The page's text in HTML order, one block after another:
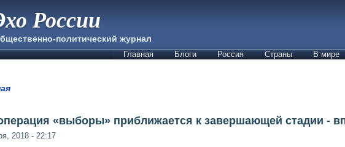
России
политический журнал
Главная Блоги Россия Страны В мире
«выборы» приближается к завершающей стадии -
2018 - 22:17